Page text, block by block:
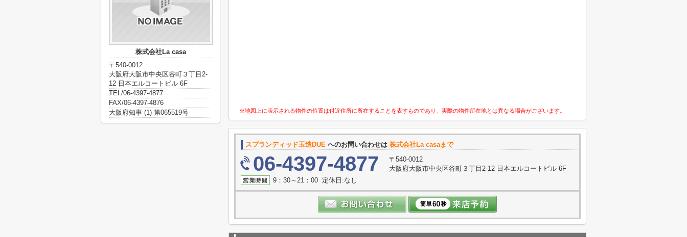
※地図上に表示される物件の位置は付近住所に所在することを表すものであり、実際の物件所在地とは異なる場合がございます。
スプランディッド玉造DUE へのお問い合わせは 株式会社La casaまで
06-4397-4877
〒540-0012
大阪府大阪市中央区谷町３丁目2-12 日本エルコートビル 6F
9：30～21：00 定休日:なし
株式会社La casa
〒540-0012
大阪府大阪市中央区谷町３丁目2-
12 日本エルコートビル 6F
TEL/06-4397-4877
FAX/06-4397-4876
大阪府知事 (1) 第065519号